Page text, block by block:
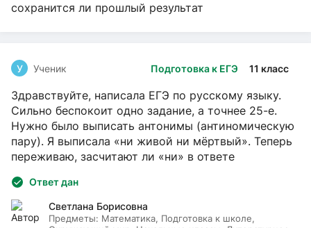
сохранится ли прошлый результат
Подготовка к ЕГЭ 11 класс
У Ученик
Здравствуйте, написала ЕГЭ по русскому языку.
Сильно беспокоит одно задание, а точнее 25-е.
Нужно было выписать антонимы (антиномическую
пару). Я выписала «ни живой ни мёртвый». Теперь
переживаю, засчитают ли «ни» в ответе
Ответ дан
Светлана Борисовна
Предметы: Математика, Подготовка к школе,